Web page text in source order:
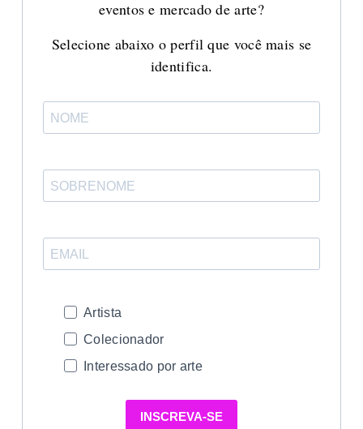
eventos e mercado de arte?
Selecione abaixo o perfil que você mais se
identifica.
Artista
Colecionador
Interessado por arte
INSCREVA-SE